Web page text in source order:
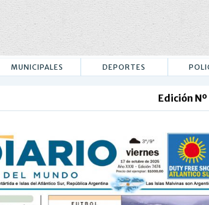
MUNICIPALES DEPORTES
Edición